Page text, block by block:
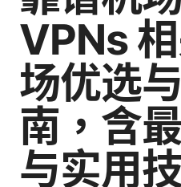
VPNs
场优选
南，含
与实用